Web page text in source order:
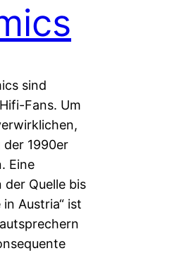
sind
Fans. Um
1990er
Eine
Quelle bis
Austria“ ist